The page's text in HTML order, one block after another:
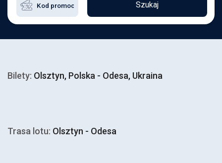
Szukaj
Bilety: Olsztyn, Polska - Odesa, Ukraina
Trasa lotu: Olsztyn - Odesa